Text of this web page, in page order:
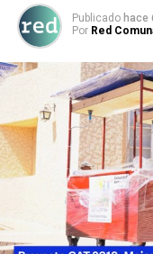
Publicado hace
Por Red